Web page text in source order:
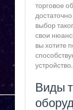
торговое
выбор
свои
вы хотите
устройство.
Виды